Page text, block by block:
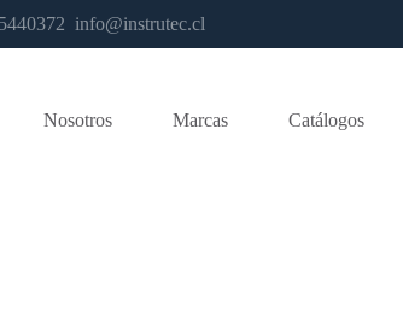
info@instrutec.cl
Nosotros Marcas Catálogos